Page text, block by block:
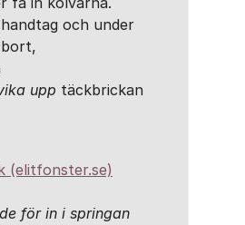
och under
upp täckbrickan
(elitfonster.se)
för in i springan